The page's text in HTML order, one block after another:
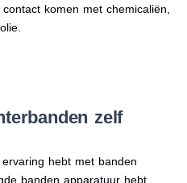
komen met chemicaliën,
zelf
hebt met banden
banden apparatuur hebt.